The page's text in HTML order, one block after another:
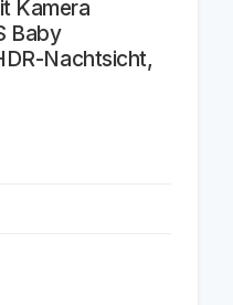
Kamera
Baby
Nachtsicht,